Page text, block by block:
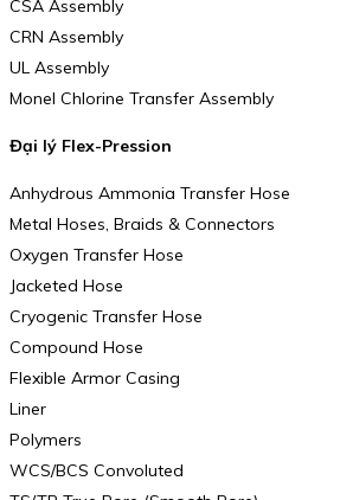
CSA Assembly
CRN Assembly
UL Assembly
Monel Chlorine Transfer Assembly
Đại lý Flex-Pression
Anhydrous Ammonia Transfer Hose
Metal Hoses, Braids & Connectors
Oxygen Transfer Hose
Jacketed Hose
Cryogenic Transfer Hose
Compound Hose
Flexible Armor Casing
Liner
Polymers
WCS/BCS Convoluted